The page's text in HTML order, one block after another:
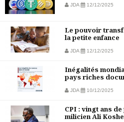
JDA 12/12/2025
Le pouvoir
la petite enfance
JDA 12/12/2025
Inégalités
pays riches
JDA 10/12/2025
CPI : vingt ans
milicien Ali